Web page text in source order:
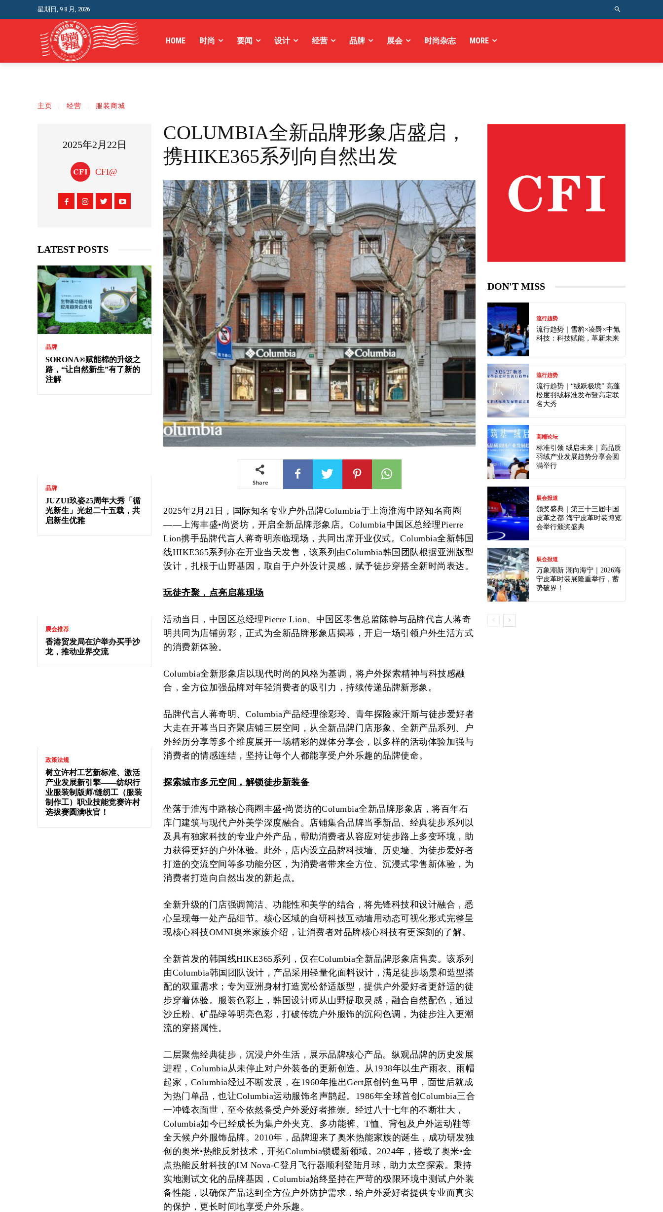
星期日, 9 8 月, 2026
HOME 时尚 要闻 设计 经营 品牌 展会 时尚杂志 MORE
主页 经营 服装商城
2025年2月22日
CFI@
LATEST POSTS
品牌
SORONA®赋能棉的升级之
路，“让自然新生”有了新的
注解
品牌
JUZUI玖姿25周年大秀「循
光新生」光起二十五载，共
启新生优雅
展会推荐
香港贸发局在沪举办买手沙
龙，推动业界交流
政策法规
树立许村工艺新标准、激活
产业发展新引擎——纺织行
业服装制版师/缝纫工（服装
制作工）职业技能竞赛许村
选拔赛圆满收官！
COLUMBIA全新品牌形象店盛启，
携HIKE365系列向自然出发
Share
2025年2月21日，国际知名专业户外品牌Columbia于上海淮海中路知名商圈
——上海丰盛•尚贤坊，开启全新品牌形象店。Columbia中国区总经理Pierre
Lion携手品牌代言人蒋奇明亲临现场，共同出席开业仪式。Columbia全新韩国
线HIKE365系列亦在开业当天发售，该系列由Columbia韩国团队根据亚洲版型
设计，扎根于山野基因，取自于户外设计灵感，赋予徒步穿搭全新时尚表达。
玩徒齐聚，点亮启幕现场
活动当日，中国区总经理Pierre Lion、中国区零售总监陈静与品牌代言人蒋奇
明共同为店铺剪彩，正式为全新品牌形象店揭幕，开启一场引领户外生活方式
的消费新体验。
Columbia全新形象店以现代时尚的风格为基调，将户外探索精神与科技感融
合，全方位加强品牌对年轻消费者的吸引力，持续传递品牌新形象。
品牌代言人蒋奇明、Columbia产品经理徐彩玲、青年探险家汗斯与徒步爱好者
大走在开幕当日齐聚店铺三层空间，从全新品牌门店形象、全新产品系列、户
外经历分享等多个维度展开一场精彩的媒体分享会，以多样的活动体验加强与
消费者的情感连结，坚持让每个人都能享受户外乐趣的品牌使命。
探索城市多元空间，解锁徒步新装备
坐落于淮海中路核心商圈丰盛•尚贤坊的Columbia全新品牌形象店，将百年石
库门建筑与现代户外美学深度融合。店铺集合品牌当季新品、经典徒步系列以
及具有独家科技的专业户外产品，帮助消费者从容应对徒步路上多变环境，助
力获得更好的户外体验。此外，店内设立品牌科技墙、历史墙、为徒步爱好者
打造的交流空间等多功能分区，为消费者带来全方位、沉浸式零售新体验，为
消费者打造向自然出发的新起点。
全新升级的门店强调简洁、功能性和美学的结合，将先锋科技和设计融合，悉
心呈现每一处产品细节。核心区域的自研科技互动墙用动态可视化形式完整呈
现核心科技OMNI奥米家族介绍，让消费者对品牌核心科技有更深刻的了解。
全新首发的韩国线HIKE365系列，仅在Columbia全新品牌形象店售卖。该系列
由Columbia韩国团队设计，产品采用轻量化面料设计，满足徒步场景和造型搭
配的双重需求；专为亚洲身材打造宽松舒适版型，提供户外爱好者更舒适的徒
步穿着体验。服装色彩上，韩国设计师从山野提取灵感，融合自然配色，通过
沙丘粉、矿晶绿等明亮色彩，打破传统户外服饰的沉闷色调，为徒步注入更潮
流的穿搭属性。
二层聚焦经典徒步，沉浸户外生活，展示品牌核心产品。纵观品牌的历史发展
进程，Columbia从未停止对户外装备的更新创造。从1938年以生产雨衣、雨帽
起家，Columbia经过不断发展，在1960年推出Gert原创钓鱼马甲，面世后就成
为热门单品，也让Columbia运动服饰名声鹊起。1986年全球首创Columbia三合
一冲锋衣面世，至今依然备受户外爱好者推崇。经过八十七年的不断壮大，
Columbia如今已经成长为集户外夹克、多功能裤、T恤、背包及户外运动鞋等
全天候户外服饰品牌。2010年，品牌迎来了奥米热能家族的诞生，成功研发独
创的奥米•热能反射技术，开拓Columbia锁暖新领域。2024年，搭载了奥米•金
点热能反射科技的IM Nova-C登月飞行器顺利登陆月球，助力太空探索。秉持
实地测试文化的品牌基因，Columbia始终坚持在严苛的极限环境中测试户外装
备性能，以确保产品达到全方位户外防护需求，给户外爱好者提供专业而真实
的保护，更长时间地享受户外乐趣。
DON'T MISS
流行趋势
流行趋势｜雪豹×凌爵×中氪
科技：科技赋能，革新未来
流行趋势
流行趋势｜“绒跃极境” 高蓬
松度羽绒标准发布暨高定联
名大秀
高端论坛
标准引领 绒启未来｜高品质
羽绒产业发展趋势分享会圆
满举行
展会报道
颁奖盛典｜第三十三届中国
皮革之都·海宁皮革时装博览
会举行颁奖盛典
展会报道
万象潮新 潮向海宁｜2026海
宁皮革时装展隆重举行，蓄
势破界！